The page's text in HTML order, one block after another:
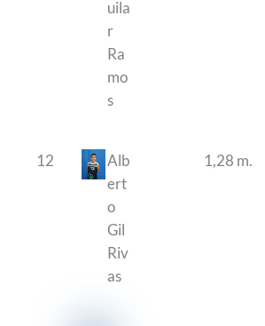
uila
r
Ra
mo
s
12
Alb
ert
o
Gil
Riv
as
1,28 m.